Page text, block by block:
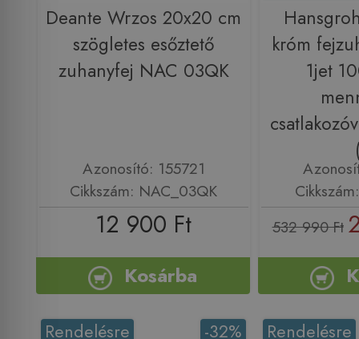
Deante Wrzos 20x20 cm
szögletes esőztető
zuhanyfej NAC 03QK
Azonosító: 155721
Cikkszám: NAC_03QK
12 900 Ft
Kosárba
króm
1jet
532 990 Ft
-32%
Rendelésre Rendelésre